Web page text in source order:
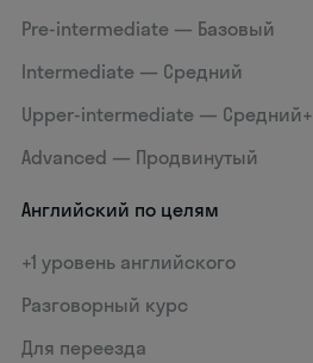
Pre-intermediate — Базовый
Intermediate — Средний
Upper-intermediate — Средний+
Advanced — Продвинутый
Английский по целям
+1 уровень английского
Разговорный курс
Для переезда